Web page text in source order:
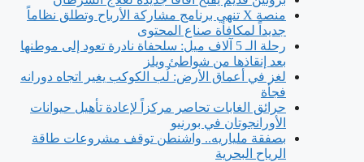
منصة X تنهي برنامج مشاركة الأرباح وتطلق نظاماً
جديداً لمكافأة صناع المحتوى
رحلة الـ 5 آلاف ميل: سلحفاة نادرة تعود إلى موطنها
بعد إنقاذها من شواطئ ويلز
لغز في أعماق الأرض: لُب الكوكب يغير اتجاه دورانه
فجأة
حرائق الغابات تحاصر مركزاً لإعادة تأهيل حيوانات
الأورانجوتان في بورنيو
بصفقة ملياريه.. واشنطن توقف مشروعات طاقة
الرياح البحرية